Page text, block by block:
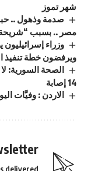
شهر تموز
مصر .. بسبب
وزراء
ويرفضون خطة تنفيذ
الصحة السورية: لا
14 إصابة
الاردن : وفيَّات اليوم
delivered